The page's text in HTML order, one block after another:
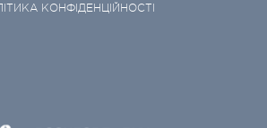
КОНФІДЕНЦІЙНОСТІ